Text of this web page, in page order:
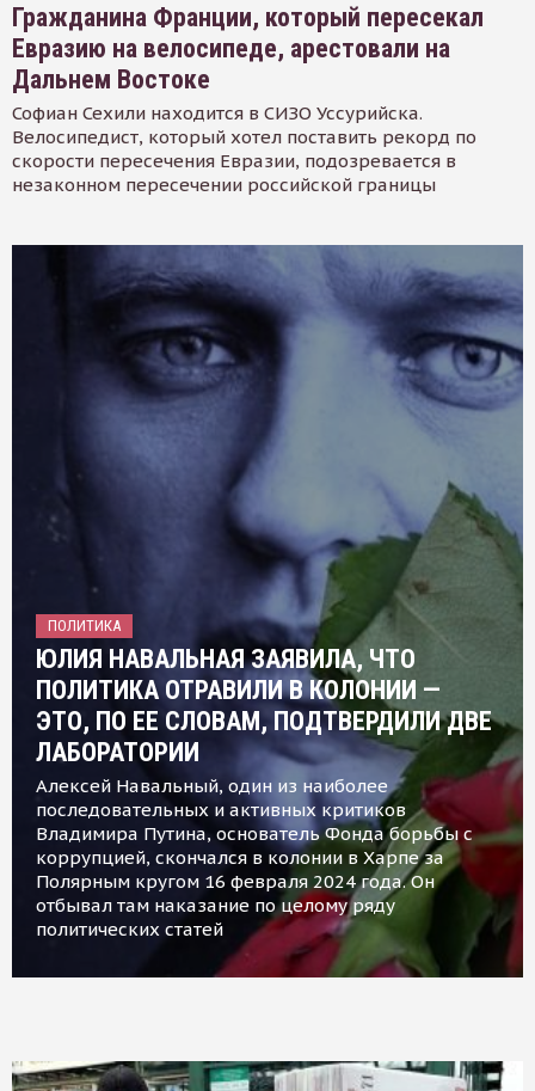
Гражданина Франции, который пересекал
Евразию на велосипеде, арестовали на
Дальнем Востоке
Софиан Сехили находится в СИЗО Уссурийска.
Велосипедист, который хотел поставить рекорд по
скорости пересечения Евразии, подозревается в
незаконном пересечении российской границы
ПОЛИТИКА
ЮЛИЯ НАВАЛЬНАЯ ЗАЯВИЛА, ЧТО
ПОЛИТИКА ОТРАВИЛИ В КОЛОНИИ —
ЭТО, ПО ЕЕ СЛОВАМ, ПОДТВЕРДИЛИ ДВЕ
ЛАБОРАТОРИИ
Алексей Навальный, один из наиболее
последовательных и активных критиков
Владимира Путина, основатель Фонда борьбы с
коррупцией, скончался в колонии в Харпе за
Полярным кругом 16 февраля 2024 года. Он
отбывал там наказание по целому ряду
политических статей